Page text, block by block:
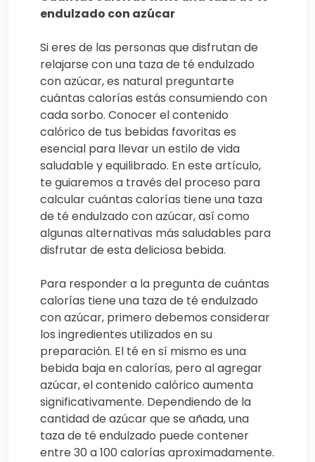
endulzado con azúcar
Si eres de las personas que disfrutan de
relajarse con una taza de té endulzado
con azúcar, es natural preguntarte
cuántas calorías estás consumiendo con
cada sorbo. Conocer el contenido
calórico de tus bebidas favoritas es
esencial para llevar un estilo de vida
saludable y equilibrado. En este artículo,
te guiaremos a través del proceso para
calcular cuántas calorías tiene una taza
de té endulzado con azúcar, así como
algunas alternativas más saludables para
disfrutar de esta deliciosa bebida.
Para responder a la pregunta de cuántas
calorías tiene una taza de té endulzado
con azúcar, primero debemos considerar
los ingredientes utilizados en su
preparación. El té en sí mismo es una
bebida baja en calorías, pero al agregar
azúcar, el contenido calórico aumenta
significativamente. Dependiendo de la
cantidad de azúcar que se añada, una
taza de té endulzado puede contener
entre 30 a 100 calorías aproximadamente.